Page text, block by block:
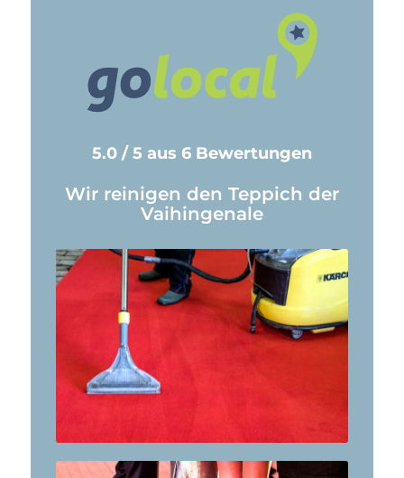
5.0 / 5 aus 6 Bewertungen
Wir reinigen den Teppich der
Vaihingenale